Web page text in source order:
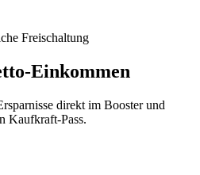
Freischaltung
Einkommen
direkt im Booster und
Kaufkraft-Pass.